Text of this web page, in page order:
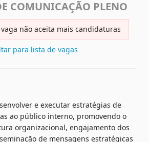
COMUNICAÇÃO PLENO
não aceita mais candidaturas
para lista de vagas
e executar estratégias de
ao público interno, promovendo o
organizacional, engajamento dos
de mensagens estratégicas